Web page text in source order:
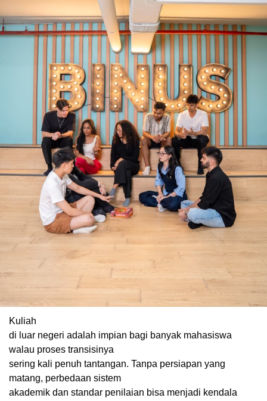
Kuliah
di luar negeri adalah impian bagi banyak mahasiswa
walau proses transisinya
sering kali penuh tantangan. Tanpa persiapan yang
matang, perbedaan sistem
akademik dan standar penilaian bisa menjadi kendala